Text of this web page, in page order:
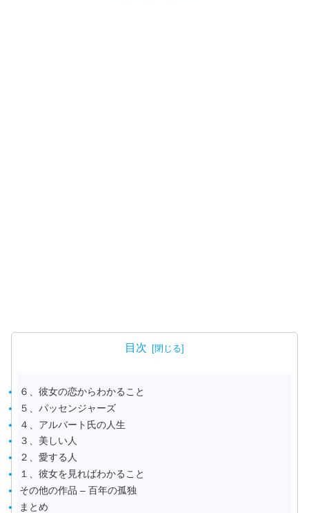
目次
６、彼女の恋からわかること
５、パッセンジャーズ
４、アルバート氏の人生
３、美しい人
２、愛する人
１、彼女を見ればわかること
その他の作品 – 百年の孤独
まとめ